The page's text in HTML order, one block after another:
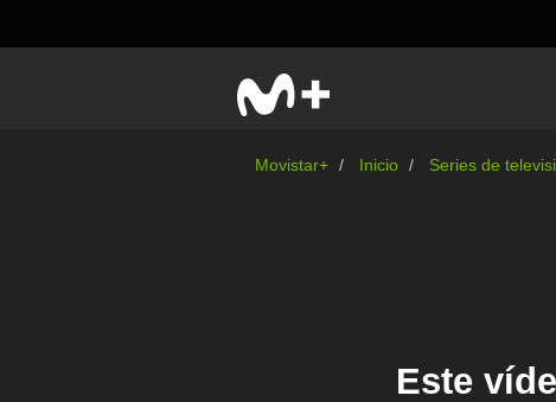
Movistar+ Inicio Series de